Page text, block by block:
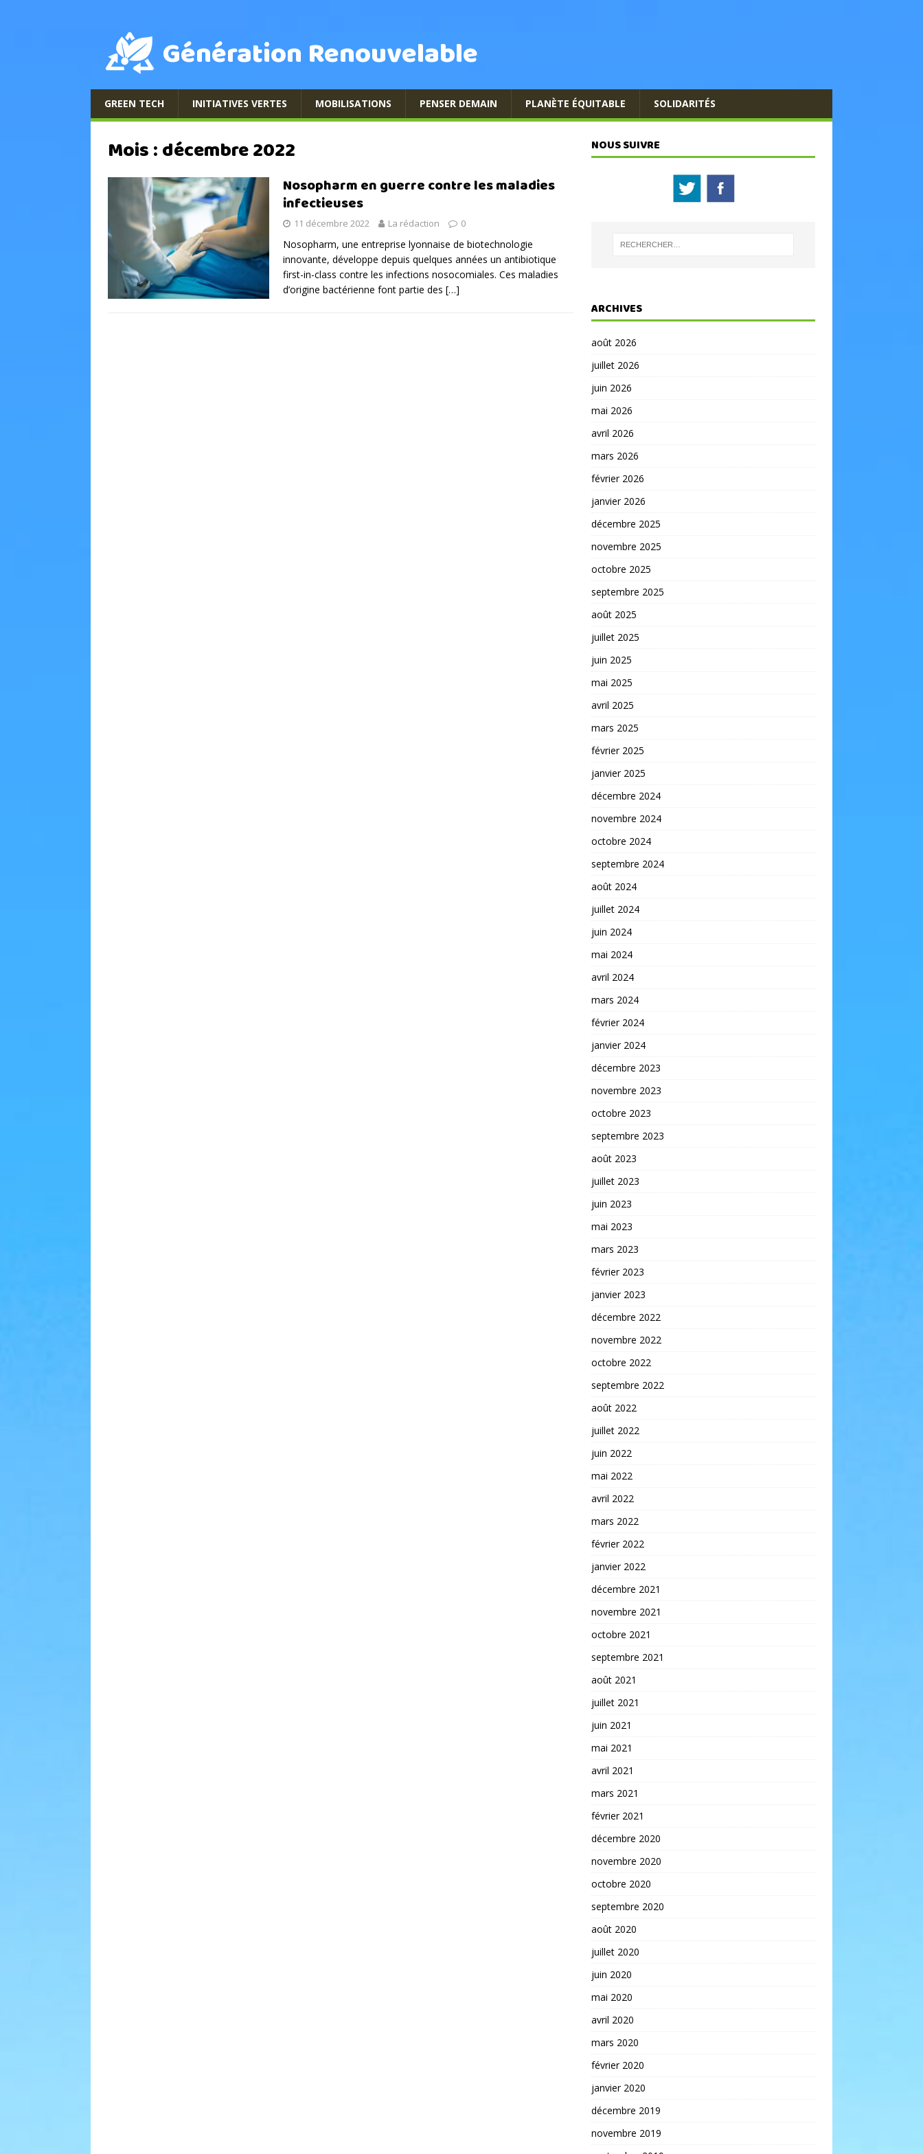
Génération Renouvelable
GREEN TECH INITIATIVES VERTES MOBILISATIONS PENSER DEMAIN PLANÈTE ÉQUITABLE SOLIDARITÉS
Mois :décembre 2022
Nosopharm en guerre contre les maladies
infectieuses
11 décembre 2022 La rédaction 0
Nosopharm, une entreprise lyonnaise de biotechnologie
innovante, développe depuis quelques années un antibiotique
first-in-class contre les infections nosocomiales. Ces maladies
d’origine bactérienne font partie des […]
NOUS SUIVRE
ARCHIVES
août 2026
juillet 2026
juin 2026
mai 2026
avril 2026
mars 2026
février 2026
janvier 2026
décembre 2025
novembre 2025
octobre 2025
septembre 2025
août 2025
juillet 2025
juin 2025
mai 2025
avril 2025
mars 2025
février 2025
janvier 2025
décembre 2024
novembre 2024
octobre 2024
septembre 2024
août 2024
juillet 2024
juin 2024
mai 2024
avril 2024
mars 2024
février 2024
janvier 2024
décembre 2023
novembre 2023
octobre 2023
septembre 2023
août 2023
juillet 2023
juin 2023
mai 2023
mars 2023
février 2023
janvier 2023
décembre 2022
novembre 2022
octobre 2022
septembre 2022
août 2022
juillet 2022
juin 2022
mai 2022
avril 2022
mars 2022
février 2022
janvier 2022
décembre 2021
novembre 2021
octobre 2021
septembre 2021
août 2021
juillet 2021
juin 2021
mai 2021
avril 2021
mars 2021
février 2021
décembre 2020
novembre 2020
octobre 2020
septembre 2020
août 2020
juillet 2020
juin 2020
mai 2020
avril 2020
mars 2020
février 2020
janvier 2020
décembre 2019
novembre 2019